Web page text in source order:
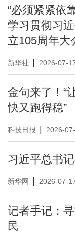
“必须紧紧依
学习贯彻习
立105周年大
新华社 2026-07-
金句来了！“
快又跑得稳”
科技日报 2026-
习近平总书
新华网 2026-07-
记者手记：
民